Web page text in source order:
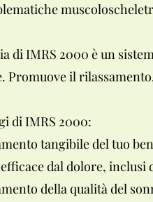
di IMRS 2000 è un
Promuove il
di IMRS 2000:
tangibile del tuo
dal dolore,
della qualità del